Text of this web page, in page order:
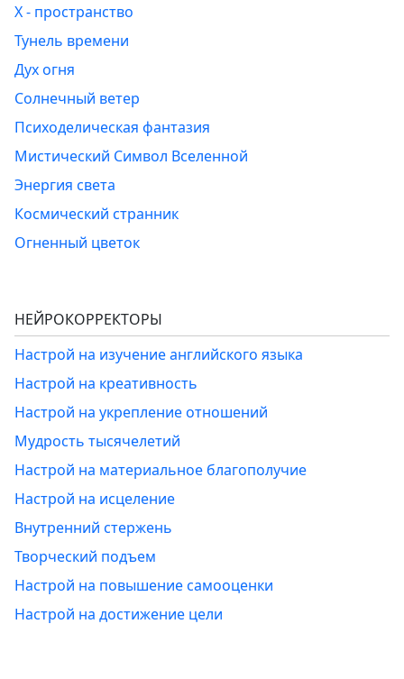
Х - пространство
Тунель времени
Дух огня
Солнечный ветер
Психоделическая фантазия
Мистический Символ Вселенной
Энергия света
Космический странник
Огненный цветок
НЕЙРОКОРРЕКТОРЫ
Настрой на изучение английского языка
Настрой на креативность
Настрой на укрепление отношений
Мудрость тысячелетий
Настрой на материальное благополучие
Настрой на исцеление
Внутренний стержень
Творческий подъем
Настрой на повышение самооценки
Настрой на достижение цели